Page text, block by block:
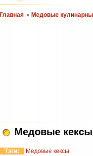
Главная » Медовые
Медовые кексы
Тэги: Медовые кексы